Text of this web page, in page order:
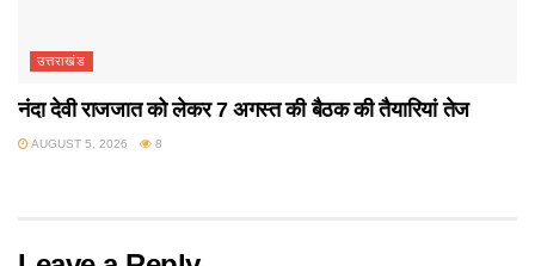
उत्तराखंड
नंदा देवी राजजात को लेकर 7 अगस्त की बैठक की तैयारियां तेज
AUGUST 5, 2026 8